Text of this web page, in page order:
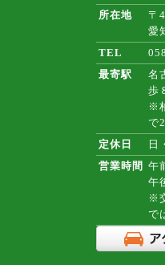
所在地
〒
愛
TEL
最寄駅
名
歩
※
で
定休日
日
営業時間 午
午
※
で